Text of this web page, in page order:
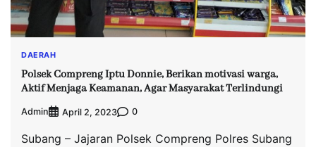
DAERAH
Polsek Compreng Iptu Donnie, Berikan motivasi warga,
Aktif Menjaga Keamanan, Agar Masyarakat Terlindungi
Admin April 2, 2023 0
Subang – Jajaran Polsek Compreng Polres Subang